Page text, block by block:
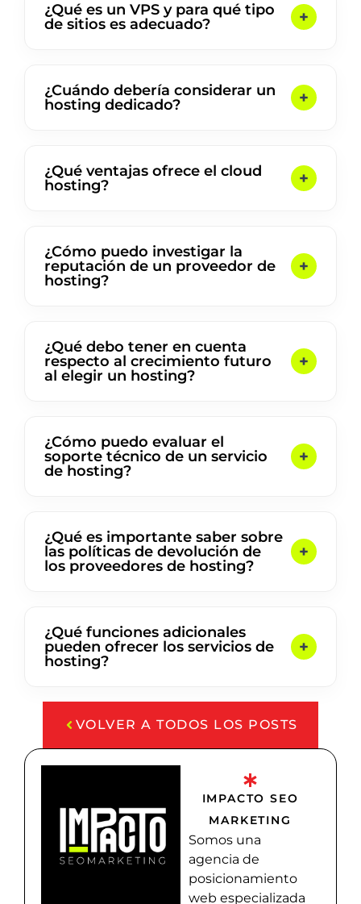
¿Qué es un VPS y para qué tipo
de sitios es adecuado?
¿Cuándo debería considerar un
hosting dedicado?
¿Qué ventajas ofrece el cloud
hosting?
¿Cómo puedo investigar la
reputación de un proveedor de
hosting?
¿Qué debo tener en cuenta
respecto al crecimiento futuro
al elegir un hosting?
¿Cómo puedo evaluar el
soporte técnico de un servicio
de hosting?
¿Qué es importante saber sobre
las políticas de devolución de
los proveedores de hosting?
¿Qué funciones adicionales
pueden ofrecer los servicios de
hosting?
VOLVER A TODOS LOS POSTS
IMPACTO SEO
MARKETING
Somos una
agencia de
posicionamiento
web especializada